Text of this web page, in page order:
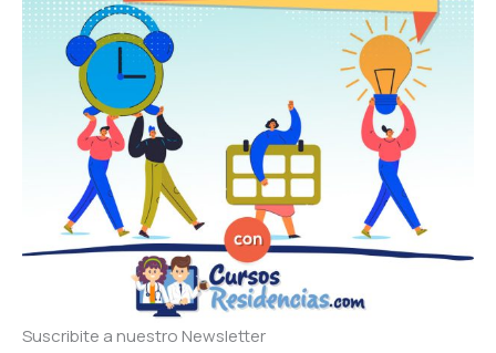
Suscribite a nuestro Newsletter